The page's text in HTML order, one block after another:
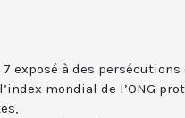
exposé à des persécutions
mondial de l’ONG